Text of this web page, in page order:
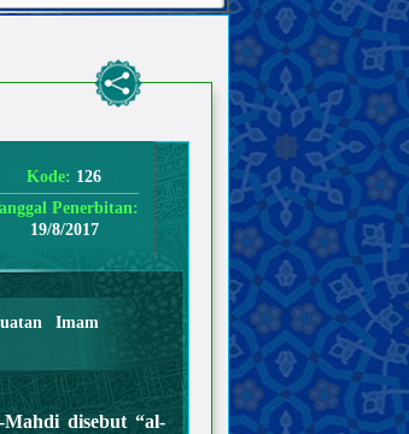
Kode: 126
Penerbitan:
19/8/2017
Imam
disebut “al-